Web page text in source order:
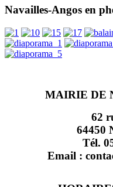
Navailles-Angos en
MAIRIE DE
62
64450
Tél.
Email :